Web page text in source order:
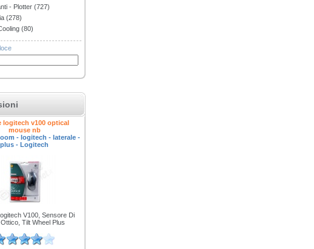
- Plotter (727)
(278)
(80)
logitech v100 optical
mouse nb
- logitech - laterale -
plus - Logitech
V100, Sensore Di
Tilt Wheel Plus